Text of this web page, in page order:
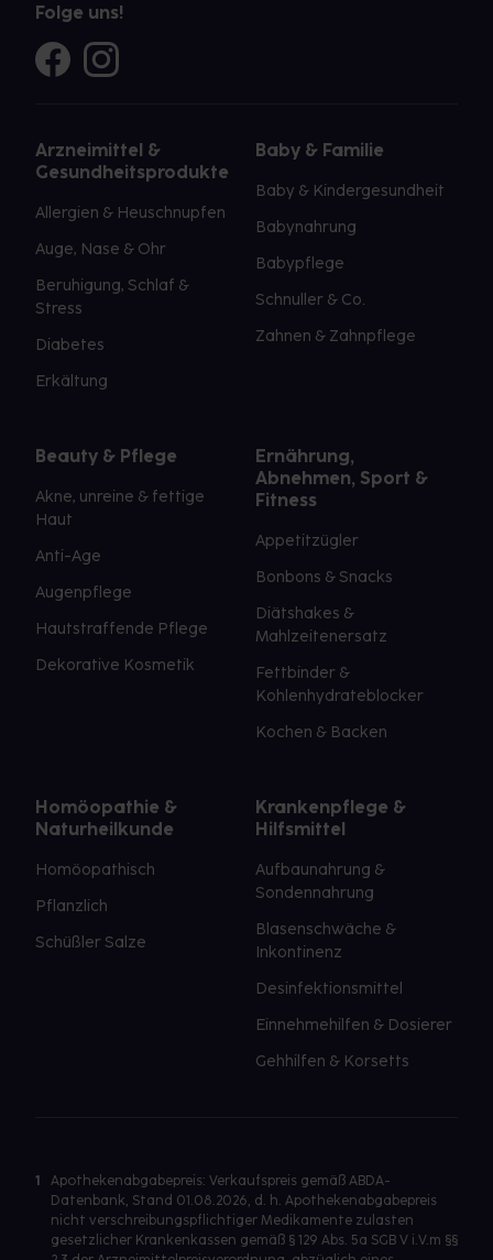
Folge uns!
Arzneimittel &
Gesundheitsprodukte
Allergien & Heuschnupfen
Auge, Nase & Ohr
Beruhigung, Schlaf &
Stress
Diabetes
Erkältung
Baby & Familie
Baby & Kindergesundheit
Babynahrung
Babypflege
Schnuller & Co.
Zahnen & Zahnpflege
Beauty & Pflege
Akne, unreine & fettige
Haut
Anti-Age
Augenpflege
Hautstraffende Pflege
Dekorative Kosmetik
Ernährung,
Abnehmen, Sport &
Fitness
Appetitzügler
Bonbons & Snacks
Diätshakes &
Mahlzeitenersatz
Fettbinder &
Kohlenhydrateblocker
Kochen & Backen
Homöopathie &
Naturheilkunde
Homöopathisch
Pflanzlich
Schüßler Salze
Krankenpflege &
Hilfsmittel
Aufbaunahrung &
Sondennahrung
Blasenschwäche &
Inkontinenz
Desinfektionsmittel
Einnehmehilfen & Dosierer
Gehhilfen & Korsetts
1
Apothekenabgabepreis: Verkaufspreis gemäß ABDA-
Datenbank, Stand 01.08.2026, d. h. Apothekenabgabepreis
nicht verschreibungspflichtiger Medikamente zulasten
gesetzlicher Krankenkassen gemäß § 129 Abs. 5a SGB V i.V.m §§